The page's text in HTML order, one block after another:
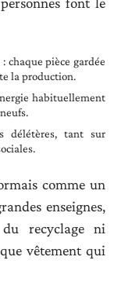
chaque pièce gardée
la production.
habituellement
délétères, tant sur
comme un
enseignes,
recyclage ni
vêtement qui